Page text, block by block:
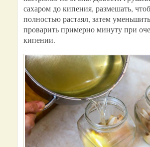
сахаром до кипения, размешать,
полностью растаял, затем
проварить примерно минуту при
кипении.